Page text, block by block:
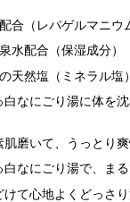
合（レパゲルマニウ
水配合（保湿成分）
天然塩（ミネラル塩
なにごり湯に体を
磨いて、うっとり
なにごり湯で、ま
て心地よくどっさ